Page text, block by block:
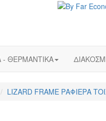
- ΘΕΡΜΑΝΤΙΚΑ
LIZARD FRAME ΡΑΦΙΕΡΑ